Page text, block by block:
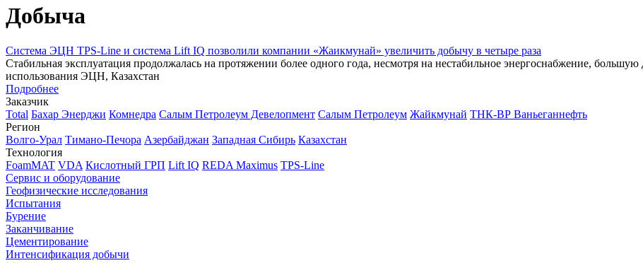
Добыча
Система ЭЦН TPS-Line и система Lift IQ позволили компании «Жаикмунай» увеличить добычу в четыре раза
Стабильная эксплуатация продолжалась на протяжении более одного года, несмотря на нестабильное энергоснабжение,
использования ЭЦН, Казахстан
Подробнее
Заказчик
Total Бахар Энерджи Комнедра Салым Петролеум Девелопмент Салым Петролеум Жайкмунай ТНК-ВР Ваньеганнефть
Регион
Волго-Урал Тимано-Печора Азербайджан Западная Сибирь Казахстан
Технология
FoamMAT VDA Кислотный ГРП Lift IQ REDA Maximus TPS-Line
Сервис и оборудование
Геофизические исследования
Испытания
Бурение
Заканчивание
Цементирование
Интенсификация добычи